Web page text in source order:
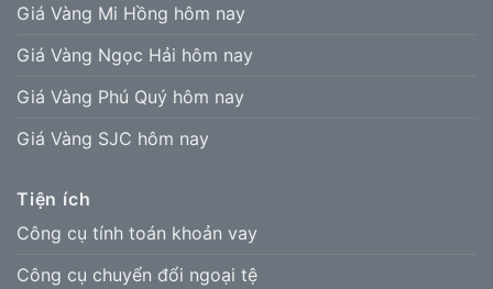
Giá Vàng Mi Hồng hôm nay
Giá Vàng Ngọc Hải hôm nay
Giá Vàng Phú Quý hôm nay
Giá Vàng SJC hôm nay
Tiện ích
Công cụ tính toán khoản vay
Công cụ chuyển đổi ngoại tệ